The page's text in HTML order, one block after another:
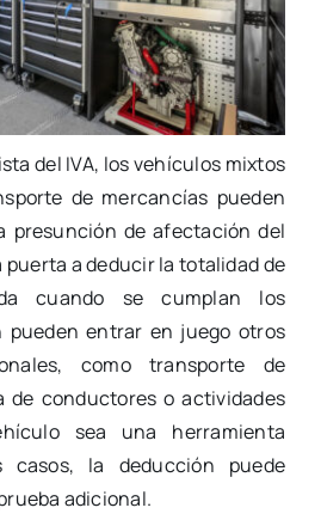
del IVA, los vehículos mixtos
de mercancías pueden
presunción de afectación del
puerta a deducir la totalidad de
cuando se cumplan los
pueden entrar en juego otros
como transporte de
de conductores o actividades
sea una herramienta
casos, la deducción puede
adicional.